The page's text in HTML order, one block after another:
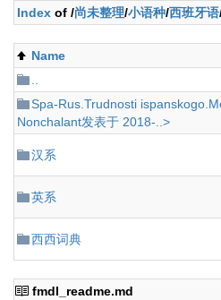
Index of /尚未整理/小语种/西班牙语
Name
Spa-Rus.Trudnosti
Nonchalant发表于 2018-..>
汉系
英系
西西词典
fmdl_readme.md